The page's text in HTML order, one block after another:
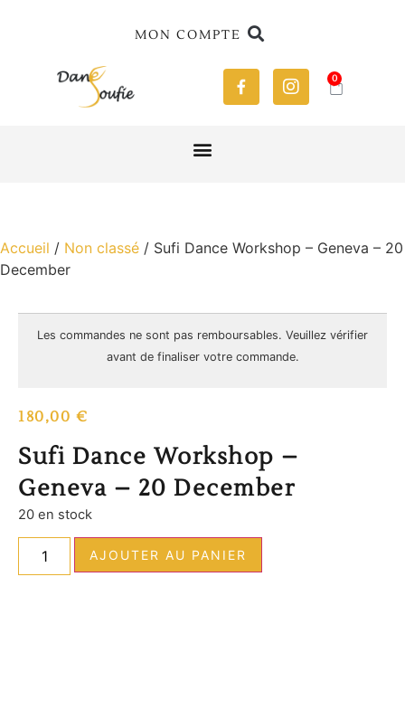
MON COMPTE
0
Accueil / Non classé / Sufi Dance Workshop – Geneva – 20
December
Les commandes ne sont pas remboursables. Veuillez vérifier
avant de finaliser votre commande.
180,00 €
Sufi Dance Workshop –
Geneva – 20 December
20 en stock
AJOUTER AU PANIER